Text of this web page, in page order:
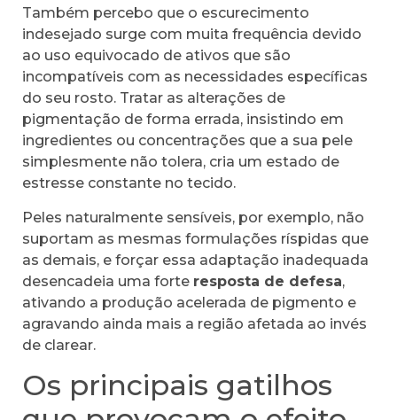
Também percebo que o escurecimento
indesejado surge com muita frequência devido
ao uso equivocado de ativos que são
incompatíveis com as necessidades específicas
do seu rosto. Tratar as alterações de
pigmentação de forma errada, insistindo em
ingredientes ou concentrações que a sua pele
simplesmente não tolera, cria um estado de
estresse constante no tecido.
Peles naturalmente sensíveis, por exemplo, não
suportam as mesmas formulações ríspidas que
as demais, e forçar essa adaptação inadequada
desencadeia uma forte resposta de defesa,
ativando a produção acelerada de pigmento e
agravando ainda mais a região afetada ao invés
de clarear.
Os principais gatilhos